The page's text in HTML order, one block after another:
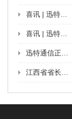
喜讯 | 迅特通信荣获“双料”殊荣
喜讯 | 迅特通信荣获南昌市2024年度制造业重点产业链优强企业
迅特通信正式加入开放数据中心委员会（ODCC）
江西省省长叶建春到迅特通信调研